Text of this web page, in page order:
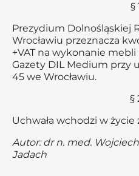
§
Prezydium Dolnośląskiej
Wrocławiu przeznacza
+VAT na wykonanie
Gazety DIL Medium przy
45 we Wrocławiu.
§
Uchwała wchodzi w
Autor: dr n. med.
Jadach